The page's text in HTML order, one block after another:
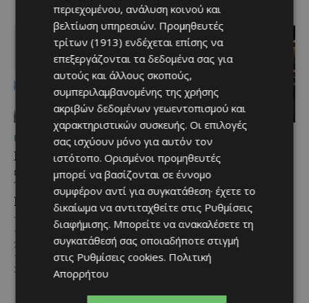
ΜΈΝΟΥΜΕ ΕΝΗΜΕΡΩΜΈΝΟΙ
Επένδυση €31 εκατ. για
εκσυγχρονισμό των
Υπηρεσιών Κοινωνικής
Ευημερίας
Το έργο υλοποιείται στο πλαίσιο
του Προγράμματος Πολιτικής
Συνοχής «ΘΑΛΕΙΑ2021-2027», με
τη συγχρηματοδότησης της ΕΕ
Σε μία από τις...
ΜΈΝΟΥΜΕ ΕΝΗΜΕΡΩΜΈΝΟΙ
Νέα διεθνής διάκριση και
παγκόσμιο ρεκόρ για το
Nissan Qashqai e-
POWER
Το Nissan Qashqai e-POWER
αποδεικνύει στην πράξη την
αποδοτικότητα της τεχνολογίας
του κατακτώντας τίτλο στα
περιεχομένου, ανάλυση κοινού και
βελτίωση υπηρεσιών. Προμηθευτές
τρίτων (1913) ενδέχεται επίσης να
επεξεργάζονται τα δεδομένα σας για
αυτούς και άλλους σκοπούς,
συμπεριλαμβανομένης της χρήσης
ακριβών δεδομένων γεωεντοπισμού και
χαρακτηριστικών συσκευής. Οι επιλογές
σας ισχύουν μόνο για αυτόν τον
ιστότοπο. Ορισμένοι προμηθευτές
μπορεί να βασίζονται σε έννομο
συμφέρον αντί για συγκατάθεση· έχετε το
δικαίωμα να αντιταχθείτε στις Ρυθμίσεις
διαφήμισης. Μπορείτε να ανακαλέσετε τη
συγκατάθεσή σας οποιαδήποτε στιγμή
στις Ρυθμίσεις cookies. Πολιτική
Απορρήτου